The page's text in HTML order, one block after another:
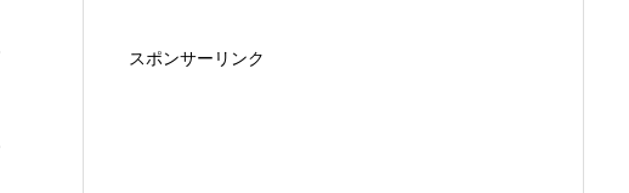
スポンサーリンク